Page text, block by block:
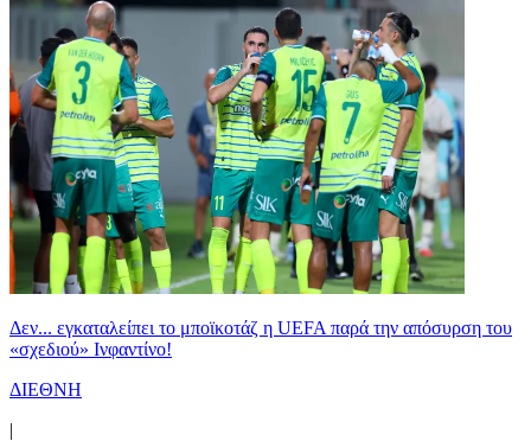
Δεν... εγκαταλείπει το μποϊκοτάζ η UEFA παρά την απόσυρση του
«σχεδιού» Ινφαντίνο!
ΔΙΕΘΝΗ
|